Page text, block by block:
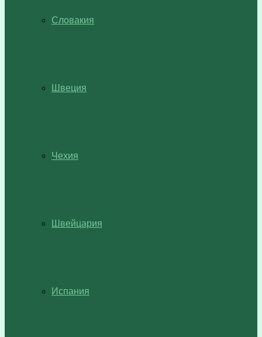
Словакия
Швеция
Чехия
Швейцария
Испания